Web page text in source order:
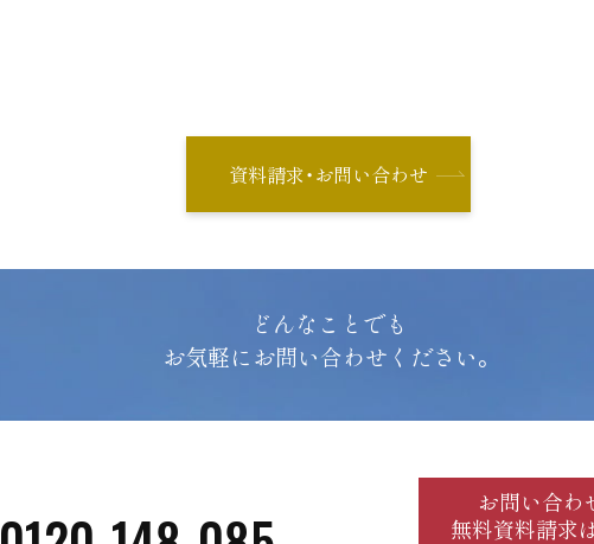
資料請求・お問い合わせ
どんなことでも
お気軽にお問い合わせください。
お問い合わ
無料資料請求